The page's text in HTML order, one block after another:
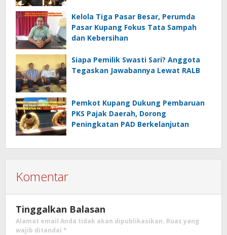
Kelola Tiga Pasar Besar, Perumda
Pasar Kupang Fokus Tata Sampah
dan Kebersihan
Siapa Pemilik Swasti Sari? Anggota
Tegaskan Jawabannya Lewat RALB
Pemkot Kupang Dukung Pembaruan
PKS Pajak Daerah, Dorong
Peningkatan PAD Berkelanjutan
Komentar
Tinggalkan Balasan
Alamat email Anda tidak akan dipublikasikan. Ruas yang
wajib ditandai *